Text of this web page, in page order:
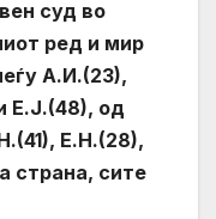
суд во
ред и мир
А.И.(23),
Е.Ј.(48), од
Е.Н.(28),
страна, сите